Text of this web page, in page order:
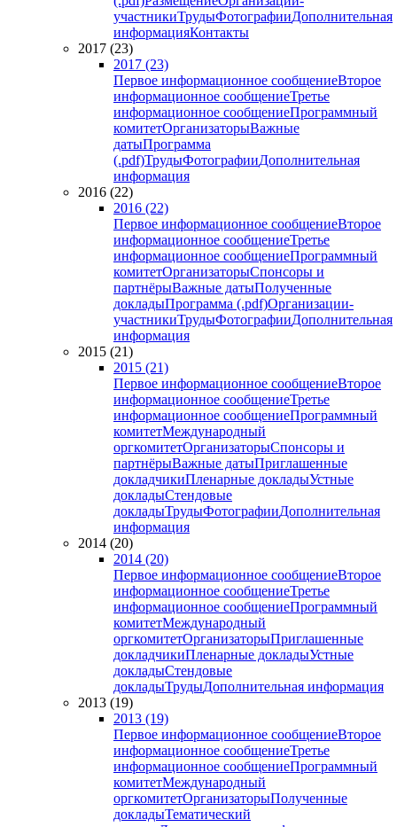
участникиТрудыФотографииДополнительная
информацияКонтакты
2017 (23)
2017 (23)
Первое информационное сообщениеВторое
информационное сообщениеТретье
информационное сообщениеПрограммный
комитетОрганизаторыВажные
датыПрограмма
(.pdf)ТрудыФотографииДополнительная
информация
2016 (22)
2016 (22)
Первое информационное сообщениеВторое
информационное сообщениеТретье
информационное сообщениеПрограммный
комитетОрганизаторыСпонсоры и
партнёрыВажные датыПолученные
докладыПрограмма (.pdf)Организации-
участникиТрудыФотографииДополнительная
информация
2015 (21)
2015 (21)
Первое информационное сообщениеВторое
информационное сообщениеТретье
информационное сообщениеПрограммный
комитетМеждународный
оргкомитетОрганизаторыСпонсоры и
партнёрыВажные датыПриглашенные
докладчикиПленарные докладыУстные
докладыСтендовые
докладыТрудыФотографииДополнительная
информация
2014 (20)
2014 (20)
Первое информационное сообщениеВторое
информационное сообщениеТретье
информационное сообщениеПрограммный
комитетМеждународный
оргкомитетОрганизаторыПриглашенные
докладчикиПленарные докладыУстные
докладыСтендовые
докладыТрудыДополнительная информация
2013 (19)
2013 (19)
Первое информационное сообщениеВторое
информационное сообщениеТретье
информационное сообщениеПрограммный
комитетМеждународный
оргкомитетОрганизаторыПолученные
докладыТематический